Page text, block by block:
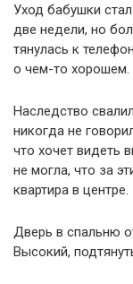
Уход бабушки
две недели, но
тянулась к
о чем-то хорошем.
Наследство
никогда не
что хочет видеть
не могла, что за
квартира в
Дверь в спальню
Высокий,